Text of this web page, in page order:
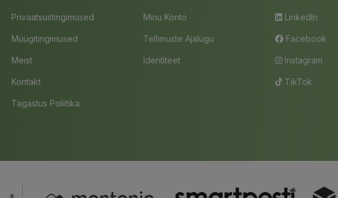
Privaatsustingimused
Müügitingimused
Meist
Kontakt
Tagastus Poliitika
Minu Konto
Tellimuste Ajalugu
Identiteet
LinkedIn
Facebook
Instagram
TikTok